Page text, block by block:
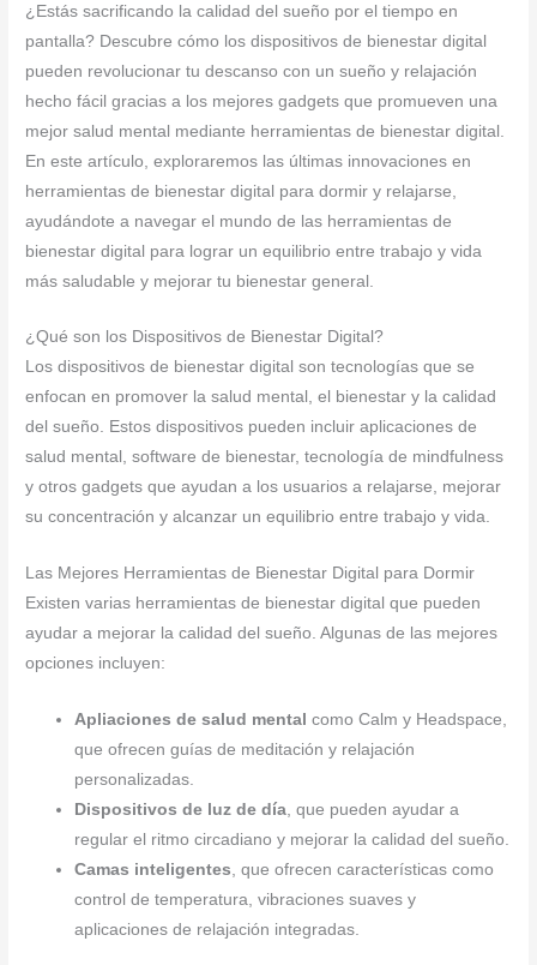
¿Estás sacrificando la calidad del sueño por el tiempo en
pantalla? Descubre cómo los dispositivos de bienestar digital
pueden revolucionar tu descanso con un sueño y relajación
hecho fácil gracias a los mejores gadgets que promueven una
mejor salud mental mediante herramientas de bienestar digital.
En este artículo, exploraremos las últimas innovaciones en
herramientas de bienestar digital para dormir y relajarse,
ayudándote a navegar el mundo de las herramientas de
bienestar digital para lograr un equilibrio entre trabajo y vida
más saludable y mejorar tu bienestar general.
¿Qué son los Dispositivos de Bienestar Digital?
Los dispositivos de bienestar digital son tecnologías que se
enfocan en promover la salud mental, el bienestar y la calidad
del sueño. Estos dispositivos pueden incluir aplicaciones de
salud mental, software de bienestar, tecnología de mindfulness
y otros gadgets que ayudan a los usuarios a relajarse, mejorar
su concentración y alcanzar un equilibrio entre trabajo y vida.
Las Mejores Herramientas de Bienestar Digital para Dormir
Existen varias herramientas de bienestar digital que pueden
ayudar a mejorar la calidad del sueño. Algunas de las mejores
opciones incluyen:
Apliaciones de salud mental como Calm y Headspace,
que ofrecen guías de meditación y relajación
personalizadas.
Dispositivos de luz de día, que pueden ayudar a
regular el ritmo circadiano y mejorar la calidad del sueño.
Camas inteligentes, que ofrecen características como
control de temperatura, vibraciones suaves y
aplicaciones de relajación integradas.